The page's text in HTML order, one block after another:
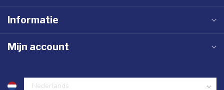
Informatie
Mijn account